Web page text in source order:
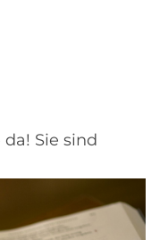
Sie sind